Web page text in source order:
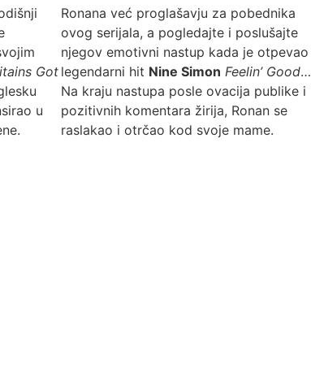
Got
u
Ronana već proglašavju za pobednika
ovog serijala, a pogledajte i poslušajte
njegov emotivni nastup kada je otpevao
legendarni hit Nine Simon Feelin’ Good…
Na kraju nastupa posle ovacija publike i
pozitivnih komentara žirija, Ronan se
raslakao i otrčao kod svoje mame.